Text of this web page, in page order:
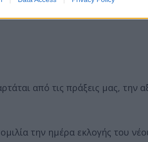
από τις πράξεις μας, την
την ημέρα εκλογής του